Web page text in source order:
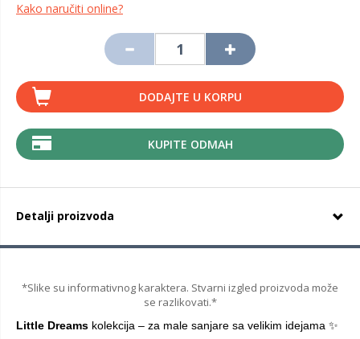
Kako naručiti online?
DODAJTE U KORPU
KUPITE ODMAH
Detalji proizvoda
*Slike su informativnog karaktera. Stvarni izgled proizvoda može
se razlikovati.*
Little Dreams kolekcija – za male sanjare sa velikim idejama ✨